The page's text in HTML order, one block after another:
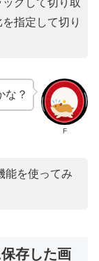
指定して切り
F
な？
能を使ってみ
存した画